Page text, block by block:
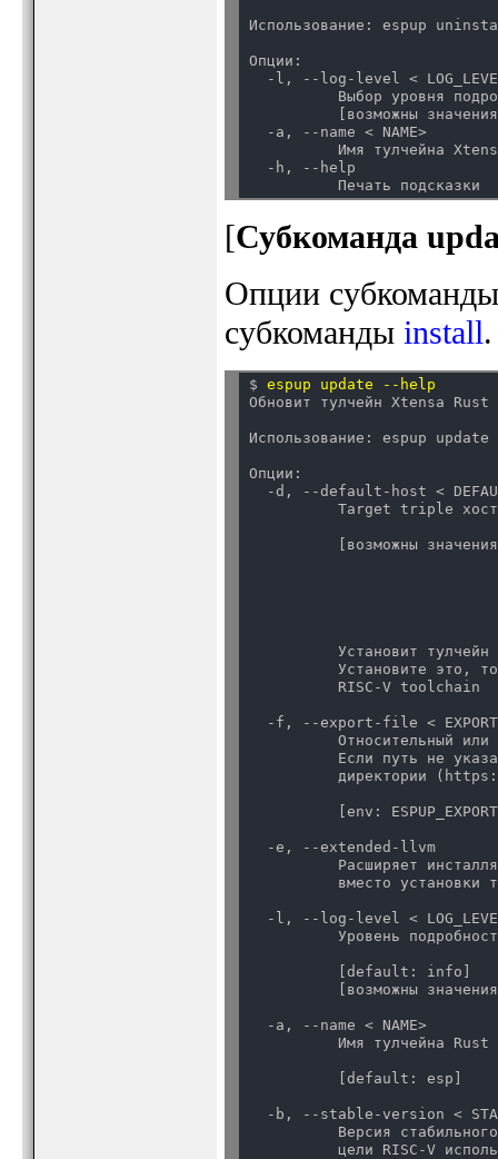
Использование: espup
Опции:
-l, --log-level <
Выбор уровня
[возможны
  -a, --name < NAME>
Имя тулчейна
  -h, --help
[Субкоманда
Опции
субкоманды install.
$ espup update --help
Обновит тулчейн Xtensa Rust
Использование: espup
Опции:
-d, --default-host <
Target triple
[возможны
Установит тулчейн
Установите это,
          RISC-V toolchain
-f, --export-file <
Относительный или
Если путь не
директории
[env:
  -e, --extended-llvm
Расширяет
вместо установки
-l, --log-level <
Уровень
          [default: info]
[возможны
  -a, --name < NAME>
          Имя тулчейна Rust
          [default: esp]
-b, --stable-version <
Версия
цели RISC-V